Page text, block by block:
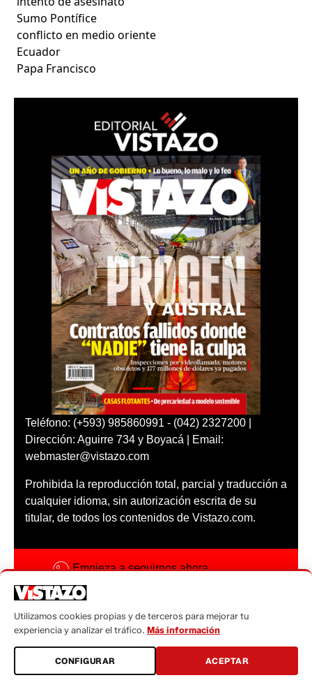
Sumo Pontífice
conflicto en medio oriente
Ecuador
Papa Francisco
Teléfono: (+593) 985860991 - (042) 2327200 |
Dirección: Aguirre 734 y Boyacá | Email:
webmaster@vistazo.com
Prohibida la reproducción total, parcial y traducción a
cualquier idioma, sin autorización escrita de su
titular, de todos los contenidos de Vistazo.com.
Empieza a seguirnos ahora
Código ética
Sugerencias a:
sugerencias@vistazo.com
Utilizamos cookies propias y de terceros para mejorar tu
experiencia y analizar el tráfico. Más información
CONFIGURAR ACEPTAR